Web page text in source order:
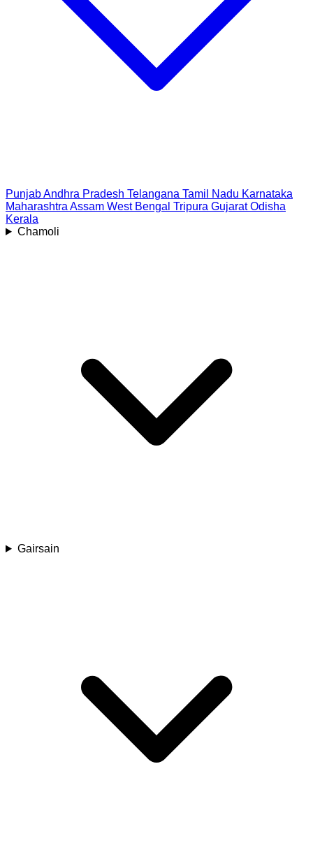
PunjabAndhra Pradesh Telangana Tamil Nadu Karnataka
Maharashtra Assam West Bengal Tripura Gujarat Odisha
Kerala
Chamoli
Gairsain